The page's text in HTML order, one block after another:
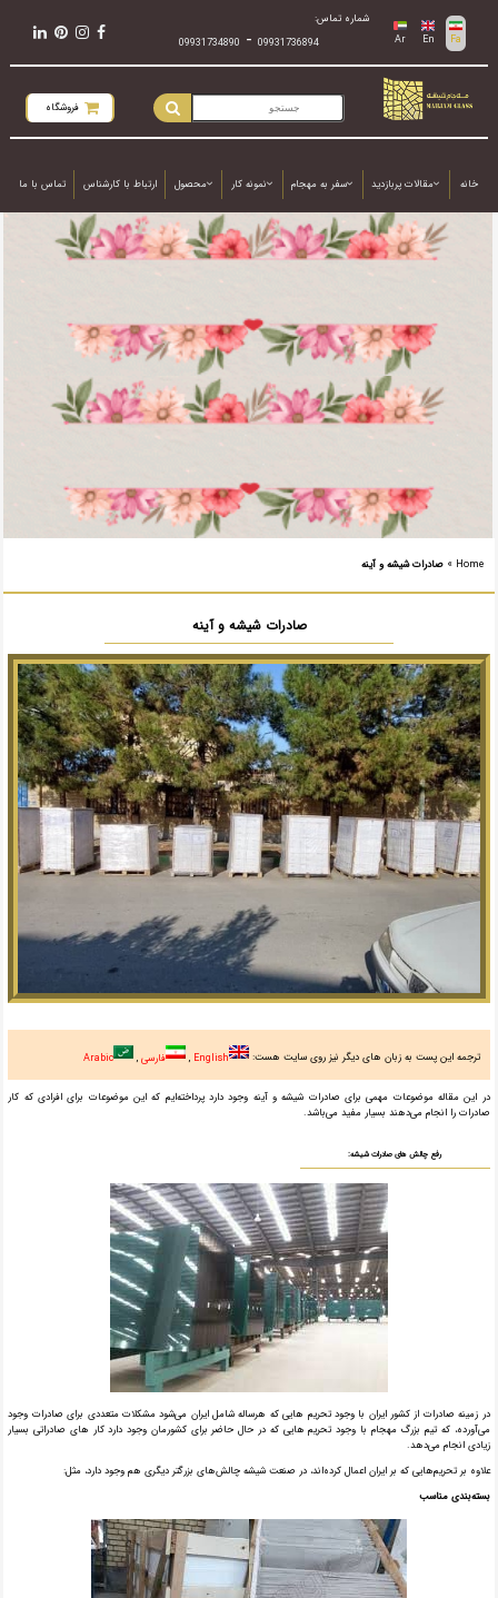
Fa
En
Ar
شماره تماس:
09931736894
-
09931734890
فروشگاه
خانه مقالات پربازدید سفر به مهجام نمونه کار محصول ارتباط با کارشناس تماس با ما
Home
» صادرات شیشه و آینه
صادرات شیشه و آینه
ترجمه این پست به زبان های دیگر نیز روی سایت هست: English فارسی Arabic
در این مقاله موضوعات مهمی برای صادرات شیشه و آینه وجود دارد پرداخته‌ایم که این موضوعات برای افرادی که کار
صادرات را انجام می‌دهند بسیار مفید می‌باشد.
رفع چالش های صادرات شیشه:
در زمینه صادرات از کشور ایران با وجود تحریم هایی که هر‌ساله شامل ایران می‌شود مشکلات متعددی برای صادرات وجود
می‌آورده، که تیم بزرگ مهجام با وجود تحریم هایی که در حال حاضر برای کشورمان وجود دارد کار های صادراتی بسیار
زیادی انجام می‌دهد.
علاوه بر تحریم‌هایی که بر ایران اعمال کرده‌اند، در صنعت شیشه چالش‌های بزرگتر دیگری هم وجود دارد، مثل:
بسته‌بندی مناسب